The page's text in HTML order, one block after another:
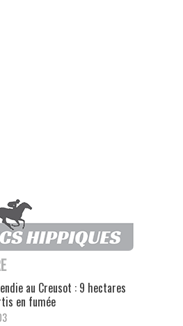
au Creusot : 9 hectares
en fumée